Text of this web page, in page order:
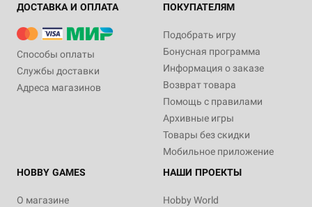
ДОСТАВКА И ОПЛАТА
Способы оплаты
Службы доставки
Адреса магазинов
ПОКУПАТЕЛЯМ
Подобрать игру
Бонусная программа
Информация о заказе
Возврат товара
Помощь с правилами
Архивные игры
Товары без скидки
Мобильное приложение
HOBBY GAMES
О магазине
НАШИ ПРОЕКТЫ
Hobby World